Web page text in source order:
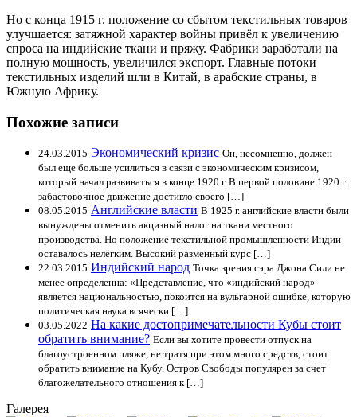
Но с конца 1915 г. положение со сбытом текстильных товаров
улучшается: затяжной характер войны привёл к увеличению
спроса на индийские ткани и пряжу. Фабрики заработали на
полную мощность, увеличился экспорт. Главные потоки
текстильных изделий шли в Китай, в арабские страны, в
Южную Африку.
Похожие записи
24.03.2015 Экономический кризис Он, несомненно, должен
был еще больше усилиться в связи с экономическим кризисом,
который начал развиваться в конце 1920 г. В первой половине 1920 г.
забастовочное движение достигло своего […]
08.05.2015 Английские власти В 1925 г. английские власти были
вынуждены отменить акцизный налог на ткани местного
производства. Но положение текстильной промышленности Индии
оставалось нелёгким. Высокий разменный курс […]
22.03.2015 Индийский народ Точка зрения сэра Джона Сили не
менее определенна: «Представление, что «индийский народ»
является национальностью, покоится на вульгарной ошибке, которую
политическая наука всячески […]
03.05.2022 На какие достопримечательности Кубы стоит
обратить внимание? Если вы хотите провести отпуск на
благоустроенном пляже, не тратя при этом много средств, стоит
обратить внимание на Кубу. Остров Свободы популярен за счет
благожелательного отношения к […]
Галерея